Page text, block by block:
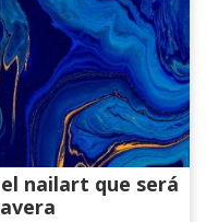
nailart que será